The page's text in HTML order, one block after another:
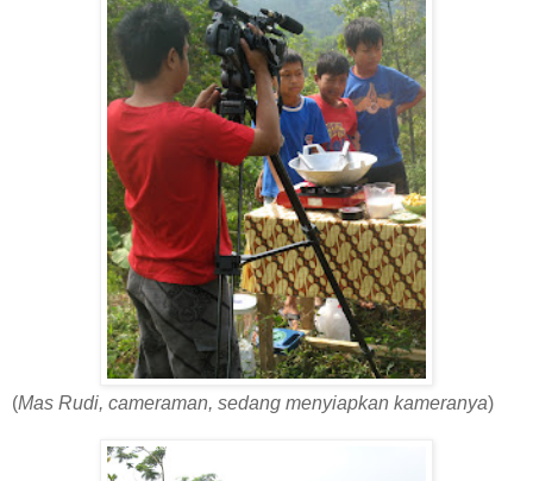
(Mas Rudi, cameraman, sedang menyiapkan kameranya)